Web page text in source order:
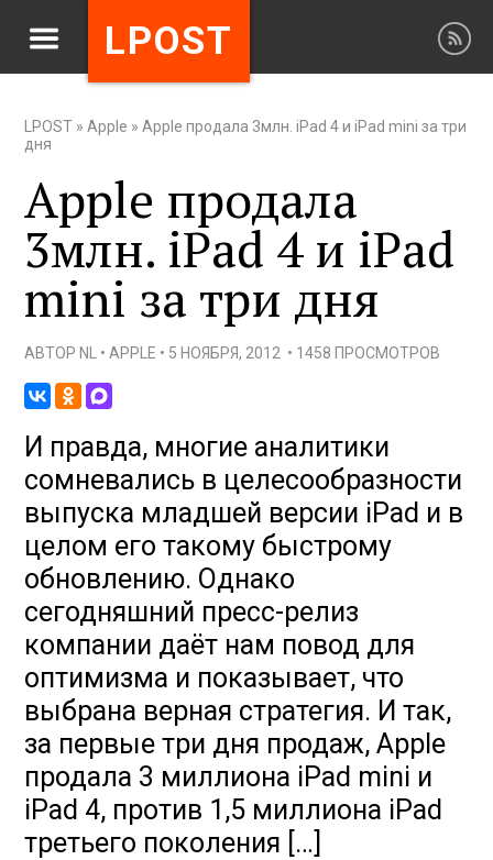
LPOST
LPOST »Apple »Apple продала 3млн. iPad 4 и iPad mini за три
дня
Apple продала
3млн. iPad 4 и iPad
mini за три дня
АВТОР NL •APPLE • 5 НОЯБРЯ, 2012 • 1458 ПРОСМОТРОВ
И правда, многие аналитики
сомневались в целесообразности
выпуска младшей версии iPad и в
целом его такому быстрому
обновлению. Однако
сегодняшний пресс-релиз
компании даёт нам повод для
оптимизма и показывает, что
выбрана верная стратегия. И так,
за первые три дня продаж, Apple
продала 3 миллиона iPad mini и
iPad 4, против 1,5 миллиона iPad
третьего поколения […]